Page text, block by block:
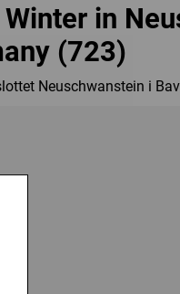
in
(723)
Neuschwanstein i